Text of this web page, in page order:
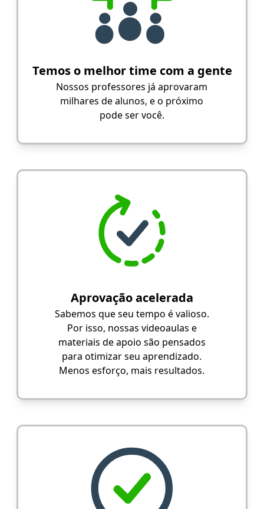
Temos o melhor time com a gente
Nossos professores já aprovaram
milhares de alunos, e o próximo
pode ser você.
Aprovação acelerada
Sabemos que seu tempo é valioso.
Por isso, nossas videoaulas e
materiais de apoio são pensados
para otimizar seu aprendizado.
Menos esforço, mais resultados.